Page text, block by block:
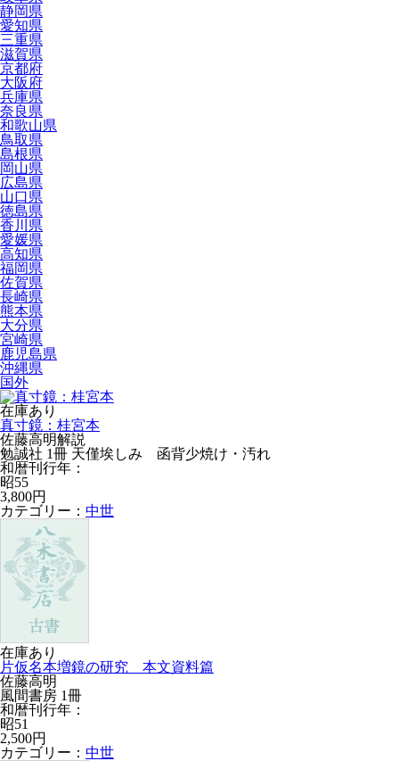
静岡県
愛知県
三重県
滋賀県
京都府
大阪府
兵庫県
奈良県
和歌山県
鳥取県
島根県
岡山県
広島県
山口県
徳島県
香川県
愛媛県
高知県
福岡県
佐賀県
長崎県
熊本県
大分県
宮崎県
鹿児島県
沖縄県
国外
在庫あり
真寸鏡：桂宮本
佐藤高明解説
勉誠社 1冊 天僅埃しみ 函背少焼け・汚れ
和暦刊行年：
昭55
3,800円
カテゴリー： 中世
在庫あり
片仮名本増鏡の研究 本文資料篇
佐藤高明
風間書房 1冊
和暦刊行年：
昭51
2,500円
カテゴリー： 中世